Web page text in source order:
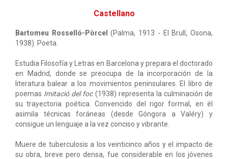
Castellano
Bartomeu Rosselló-Pòrcel (Palma, 1913 - El Brull, Osona,
1938). Poeta.
Estudia Filosofía y Letras en Barcelona y prepara el doctorado
en Madrid, donde se preocupa de la incorporación de la
literatura balear a los movimientos peninsulares. El libro de
poemas Imitació del foc(1938) representa la culminación de
su trayectoria poética. Convencido del rigor formal, en él
asimila técnicas foráneas (desde Góngora a Valéry) y
consigue un lenguaje a la vez conciso y vibrante.
Muere de tuberculosis a los veinticinco años y el impacto de
su obra, breve pero densa, fue considerable en los jóvenes